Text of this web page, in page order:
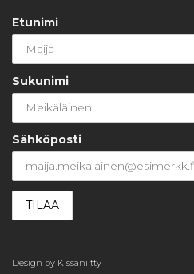
Etunimi
Sukunimi
Sähköposti
Design by Kissaniitty